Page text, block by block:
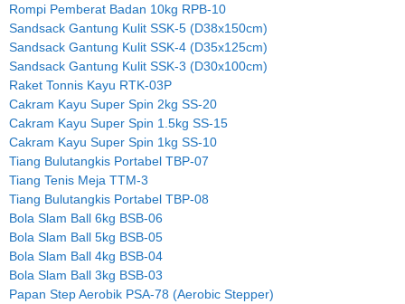
Rompi Pemberat Badan 10kg RPB-10
Sandsack Gantung Kulit SSK-5 (D38x150cm)
Sandsack Gantung Kulit SSK-4 (D35x125cm)
Sandsack Gantung Kulit SSK-3 (D30x100cm)
Raket Tonnis Kayu RTK-03P
Cakram Kayu Super Spin 2kg SS-20
Cakram Kayu Super Spin 1.5kg SS-15
Cakram Kayu Super Spin 1kg SS-10
Tiang Bulutangkis Portabel TBP-07
Tiang Tenis Meja TTM-3
Tiang Bulutangkis Portabel TBP-08
Bola Slam Ball 6kg BSB-06
Bola Slam Ball 5kg BSB-05
Bola Slam Ball 4kg BSB-04
Bola Slam Ball 3kg BSB-03
Papan Step Aerobik PSA-78 (Aerobic Stepper)